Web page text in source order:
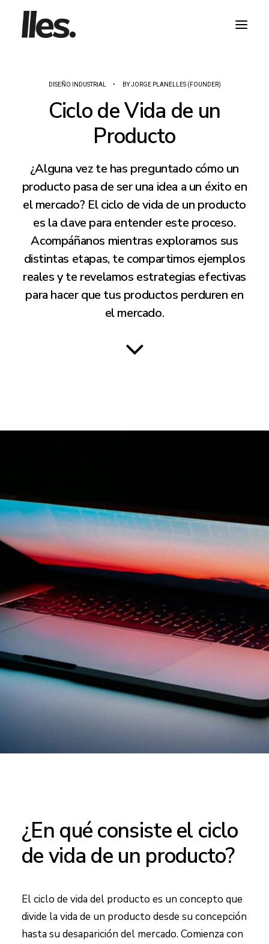
DISEÑO INDUSTRIAL • BYJORGE PLANELLES (FOUNDER)
Ciclo de Vida de un
Producto
¿Alguna vez te has preguntado cómo un
producto pasa de ser una idea a un éxito en
el mercado? El ciclo de vida de un producto
es la clave para entender este proceso.
Acompáñanos mientras exploramos sus
distintas etapas, te compartimos ejemplos
reales y te revelamos estrategias efectivas
para hacer que tus productos perduren en
el mercado.
¿En qué consiste el ciclo
de vida de un producto?
El ciclo de vida del producto es un concepto que
divide la vida de un producto desde su concepción
hasta su desaparición del mercado. Comienza con